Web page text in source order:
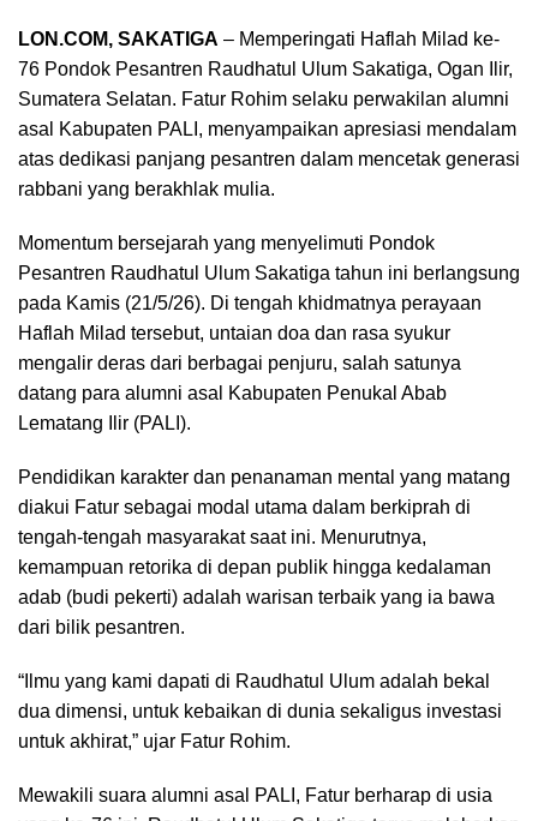
LON.COM, SAKATIGA – Memperingati Haflah Milad ke-
76 Pondok Pesantren Raudhatul Ulum Sakatiga, Ogan Ilir,
Sumatera Selatan. Fatur Rohim selaku perwakilan alumni
asal Kabupaten PALI, menyampaikan apresiasi mendalam
atas dedikasi panjang pesantren dalam mencetak generasi
rabbani yang berakhlak mulia.
Momentum bersejarah yang menyelimuti Pondok
Pesantren Raudhatul Ulum Sakatiga tahun ini berlangsung
pada Kamis (21/5/26). Di tengah khidmatnya perayaan
Haflah Milad tersebut, untaian doa dan rasa syukur
mengalir deras dari berbagai penjuru, salah satunya
datang para alumni asal Kabupaten Penukal Abab
Lematang Ilir (PALI).
Pendidikan karakter dan penanaman mental yang matang
diakui Fatur sebagai modal utama dalam berkiprah di
tengah-tengah masyarakat saat ini. Menurutnya,
kemampuan retorika di depan publik hingga kedalaman
adab (budi pekerti) adalah warisan terbaik yang ia bawa
dari bilik pesantren.
“Ilmu yang kami dapati di Raudhatul Ulum adalah bekal
dua dimensi, untuk kebaikan di dunia sekaligus investasi
untuk akhirat,” ujar Fatur Rohim.
Mewakili suara alumni asal PALI, Fatur berharap di usia